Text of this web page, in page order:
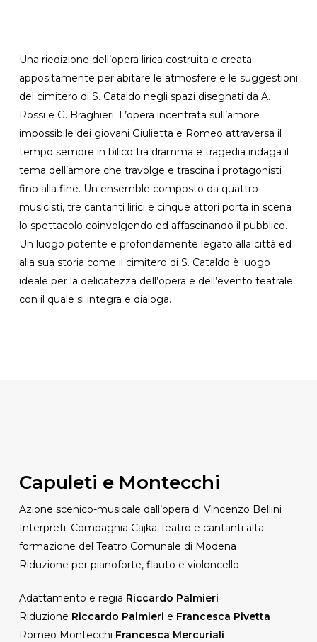
Una riedizione dell’opera lirica costruita e creata
appositamente per abitare le atmosfere e le suggestioni
del cimitero di S. Cataldo negli spazi disegnati da A.
Rossi e G. Braghieri. L’opera incentrata sull’amore
impossibile dei giovani Giulietta e Romeo attraversa il
tempo sempre in bilico tra dramma e tragedia indaga il
tema dell’amore che travolge e trascina i protagonisti
fino alla fine. Un ensemble composto da quattro
musicisti, tre cantanti lirici e cinque attori porta in scena
lo spettacolo coinvolgendo ed affascinando il pubblico.
Un luogo potente e profondamente legato alla città ed
alla sua storia come il cimitero di S. Cataldo è luogo
ideale per la delicatezza dell’opera e dell’evento teatrale
con il quale si integra e dialoga.
Capuleti e Montecchi
Azione scenico-musicale dall’opera di Vincenzo Bellini
Interpreti: Compagnia Cajka Teatro e cantanti alta
formazione del Teatro Comunale di Modena
Riduzione per pianoforte, flauto e violoncello
Adattamento e regia Riccardo Palmieri
Riduzione Riccardo Palmieri e Francesca Pivetta
Romeo Montecchi Francesca Mercuriali